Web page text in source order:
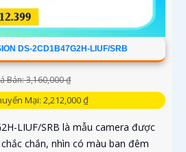
DS-2CD1B47G2H-LIUF/SRB
Bán: 3,160,000 ₫
Mại: 2,212,000 ₫
LIUF/SRB là mẫu camera được
chắn, nhìn có màu ban đêm